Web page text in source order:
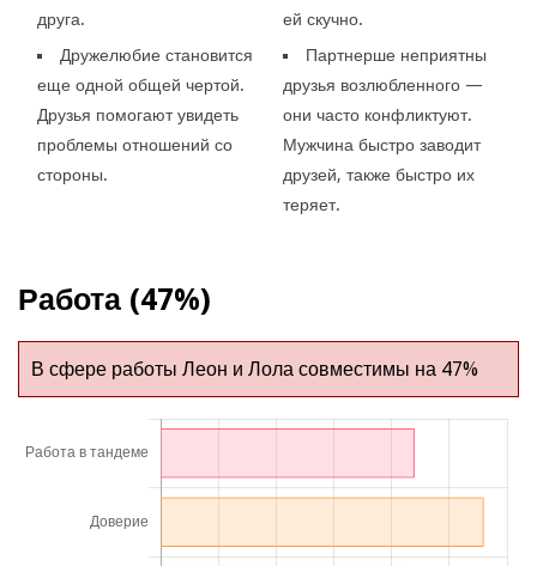
друга.
Дружелюбие становится
еще одной общей чертой.
Друзья помогают увидеть
проблемы отношений со
стороны.
ей скучно.
Партнерше неприятны
друзья возлюбленного —
они часто конфликтуют.
Мужчина быстро заводит
друзей, также быстро их
теряет.
Работа (47%)
В сфере работы Леон и Лола совместимы на 47%